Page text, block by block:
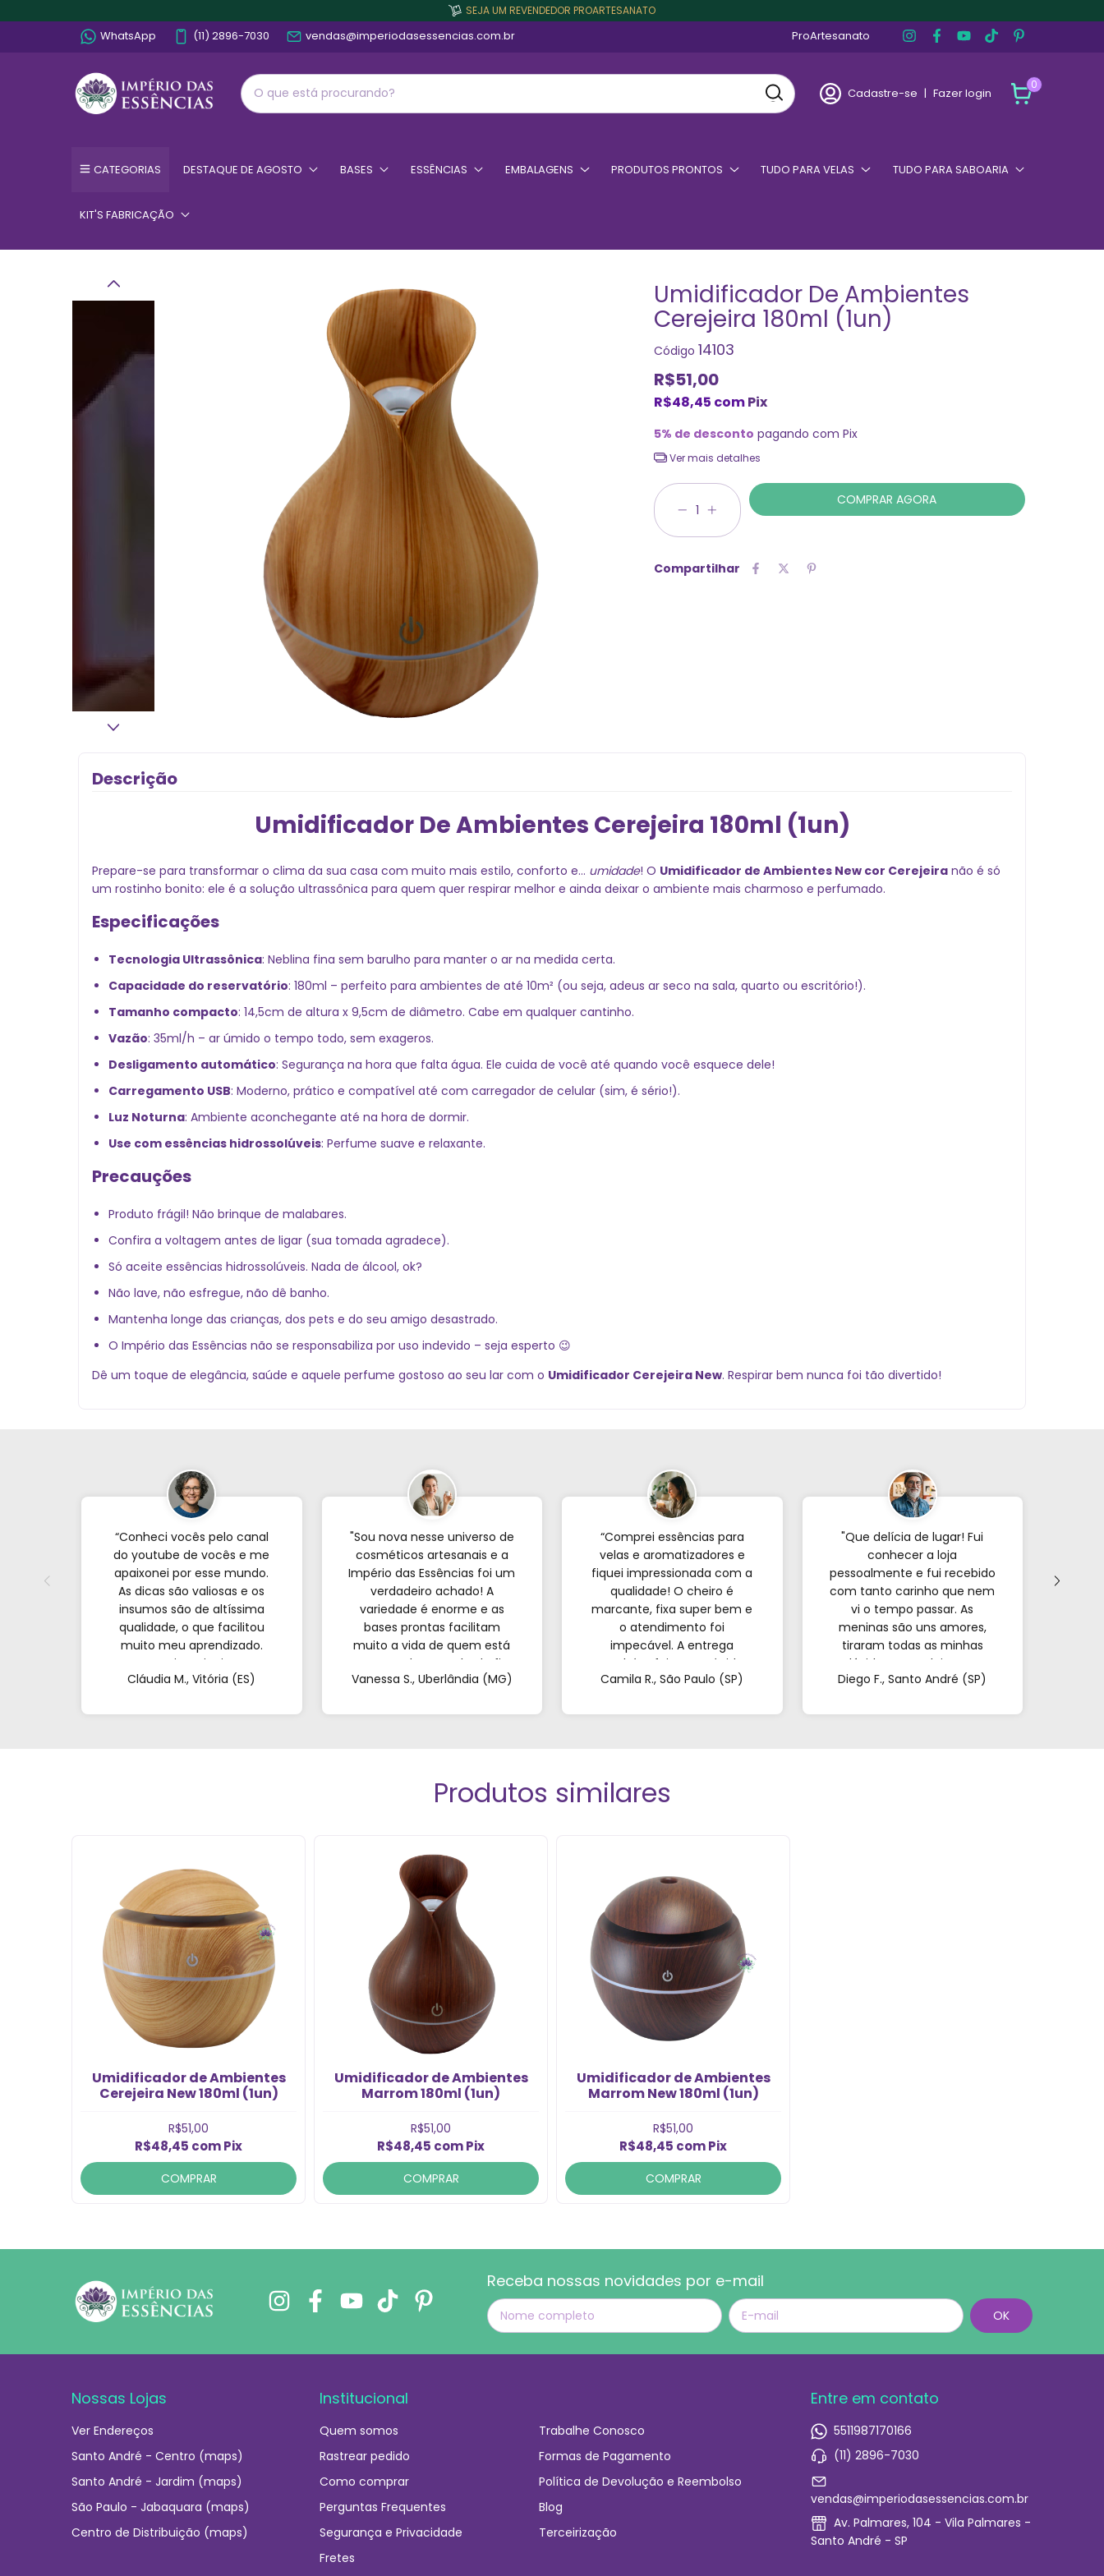
SEJA UM REVENDEDOR PROARTESANATO
WhatsApp (11) 2896-7030 vendas@imperiodasessencias.com.br ProArtesanato
Cadastre-se | Fazer login
0
CATEGORIAS DESTAQUE DE AGOSTO BASES ESSÊNCIAS EMBALAGENS PRODUTOS PRONTOS TUDO PARA VELAS TUDO PARA SABOARIA
KIT'S FABRICAÇÃO
Umidificador De Ambientes
Cerejeira 180ml (1un)
Código 14103
R$51,00
R$48,45 comPix
5% de desconto pagando com Pix
Ver mais detalhes
Compartilhar
Descrição
Umidificador De Ambientes Cerejeira 180ml (1un)
Prepare-se para transformar o clima da sua casa com muito mais estilo, conforto e... umidade! O Umidificador de Ambientes New cor Cerejeira não é só
um rostinho bonito: ele é a solução ultrassônica para quem quer respirar melhor e ainda deixar o ambiente mais charmoso e perfumado.
Especificações
Tecnologia Ultrassônica: Neblina fina sem barulho para manter o ar na medida certa.
Capacidade do reservatório: 180ml – perfeito para ambientes de até 10m² (ou seja, adeus ar seco na sala, quarto ou escritório!).
Tamanho compacto: 14,5cm de altura x 9,5cm de diâmetro. Cabe em qualquer cantinho.
Vazão: 35ml/h – ar úmido o tempo todo, sem exageros.
Desligamento automático: Segurança na hora que falta água. Ele cuida de você até quando você esquece dele!
Carregamento USB: Moderno, prático e compatível até com carregador de celular (sim, é sério!).
Luz Noturna: Ambiente aconchegante até na hora de dormir.
Use com essências hidrossolúveis: Perfume suave e relaxante.
Precauções
Produto frágil! Não brinque de malabares.
Confira a voltagem antes de ligar (sua tomada agradece).
Só aceite essências hidrossolúveis. Nada de álcool, ok?
Não lave, não esfregue, não dê banho.
Mantenha longe das crianças, dos pets e do seu amigo desastrado.
O Império das Essências não se responsabiliza por uso indevido – seja esperto 😉
Dê um toque de elegância, saúde e aquele perfume gostoso ao seu lar com o Umidificador Cerejeira New. Respirar bem nunca foi tão divertido!
“Conheci vocês pelo canal
do youtube de vocês e me
apaixonei por esse mundo.
As dicas são valiosas e os
insumos são de altíssima
qualidade, o que facilitou
muito meu aprendizado.
Nunca imaginei que
conseguiria resultados tão
de casa. Obrigada!"al no
Cláudia M., Vitória (ES)
"Sou nova nesse universo de
cosméticos artesanais e a
Império das Essências foi um
verdadeiro achado! A
variedade é enorme e as
bases prontas facilitam
muito a vida de quem est
começando; o resultado fica
incrível. Sem contar o
que foi super atencioso e
Vanessa S., Uberlândia (MG)
“Comprei essências para
velas e aromatizadores e
fiquei impressionada com a
qualidade! O cheiro é
marcante, fixa super bem e
o atendimento foi
impecável. A entrega
também foi super rápida.
Recomendo de olhos
Camila R., São Paulo (SP)
"Que delícia de lugar! Fui
conhecer a loja
pessoalmente e fui recebido
com tanto carinho que nem
vi o tempo passar. As
meninas são uns amores,
tiraram todas as minhas
dúvidas e me deixaram
super à vontade. É
mãos vazias!"
Diego F., Santo André (SP)
Produtos similares
Umidificador de Ambientes
Cerejeira New 180ml (1un)
R$51,00
R$48,45 comPix
COMPRAR
Umidificador de Ambientes
Marrom 180ml (1un)
R$51,00
R$48,45 comPix
COMPRAR
Umidificador de Ambientes
Marrom New 180ml (1un)
R$51,00
R$48,45 comPix
COMPRAR
Receba nossas novidades por e-mail
Nossas Lojas
Ver Endereços
Santo André - Centro (maps)
Santo André - Jardim (maps)
São Paulo - Jabaquara (maps)
Centro de Distribuição (maps)
Institucional
Quem somos
Rastrear pedido
Como comprar
Perguntas Frequentes
Segurança e Privacidade
Fretes
Trabalhe Conosco
Formas de Pagamento
Política de Devolução e Reembolso
Blog
Terceirização
Entre em contato
5511987170166
(11) 2896-7030
vendas@imperiodasessencias.com.br
Av. Palmares, 104 - Vila Palmares -
Santo André - SP